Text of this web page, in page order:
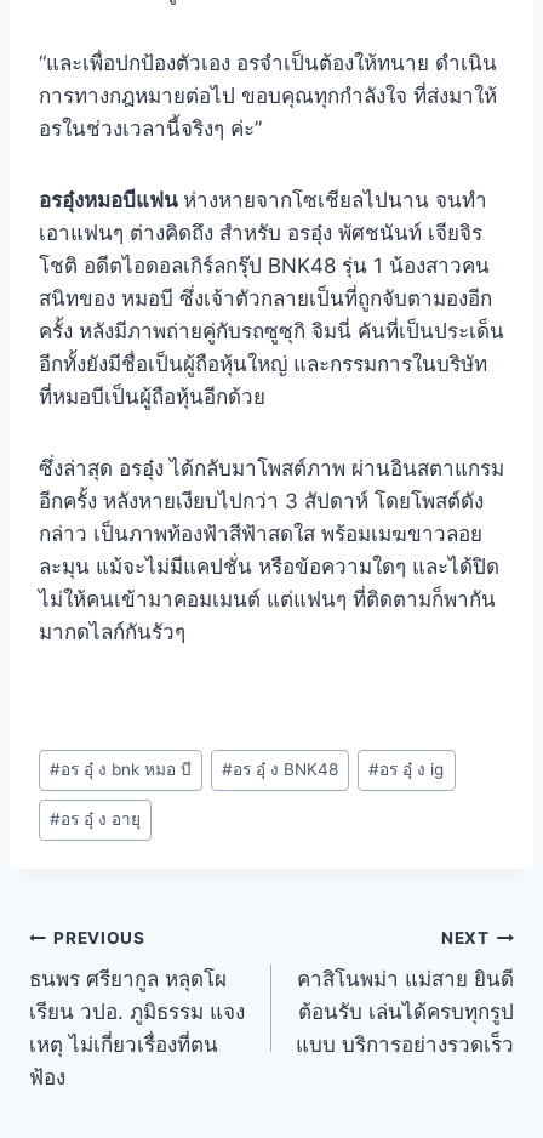
“และเพื่อปกป้องตัวเอง อรจำเป็นต้องให้ทนาย ดำเนิน
การทางกฎหมายต่อไป ขอบคุณทุกกำลังใจ ที่ส่งมาให้
อรในช่วงเวลานี้จริงๆ ค่ะ”
อรอุ๋งหมอบีแฟน ห่างหายจากโซเชียลไปนาน จนทำ
เอาแฟนๆ ต่างคิดถึง สำหรับ อรอุ๋ง พัศชนันท์ เจียจิร
โชติ อดีตไอดอลเกิร์ลกรุ๊ป BNK48 รุ่น 1 น้องสาวคน
สนิทของ หมอบี ซึ่งเจ้าตัวกลายเป็นที่ถูกจับตามองอีก
ครั้ง หลังมีภาพถ่ายคู่กับรถซูซุกิ จิมนี่ คันที่เป็นประเด็น
อีกทั้งยังมีชื่อเป็นผู้ถือหุ้นใหญ่ และกรรมการในบริษัท
ที่หมอบีเป็นผู้ถือหุ้นอีกด้วย
ซึ่งล่าสุด อรอุ๋ง ได้กลับมาโพสต์ภาพ ผ่านอินสตาแกรม
อีกครั้ง หลังหายเงียบไปกว่า 3 สัปดาห์ โดยโพสต์ดัง
กล่าว เป็นภาพท้องฟ้าสีฟ้าสดใส พร้อมเมฆขาวลอย
ละมุน แม้จะไม่มีแคปชั่น หรือข้อความใดๆ และได้ปิด
ไม่ให้คนเข้ามาคอมเมนต์ แต่แฟนๆ ที่ติดตามก็พากัน
มากดไลก์กันรัวๆ
#อร อุ๋ ง bnk หมอ บี #อร อุ๋ ง BNK48 #อร อุ๋ ง ig
#อร อุ๋ ง อายุ
PREVIOUS
ธนพร ศรียากูล หลุดโผ
เรียน วปอ. ภูมิธรรม แจง
เหตุ ไม่เกี่ยวเรื่องที่ตน
ฟ้อง
NEXT
คาสิโนพม่า แม่สาย ยินดี
ต้อนรับ เล่นได้ครบทุกรูป
แบบ บริการอย่างรวดเร็ว